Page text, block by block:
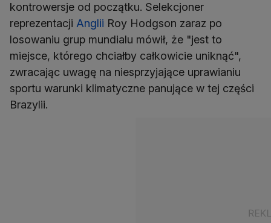
kontrowersje od początku. Selekcjoner
reprezentacji Anglii Roy Hodgson zaraz po
losowaniu grup mundialu mówił, że "jest to
miejsce, którego chciałby całkowicie uniknąć",
zwracając uwagę na niesprzyjające uprawianiu
sportu warunki klimatyczne panujące w tej części
Brazylii.